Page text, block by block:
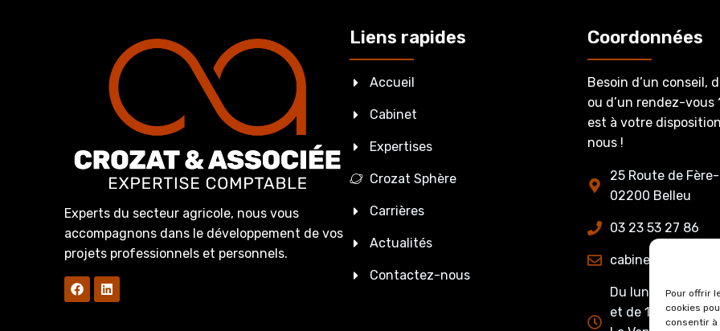
Pour offrir
cookies
consentir
Experts du secteur agricole, nous vous
accompagnons dans le développement de vos
projets professionnels et personnels.
Liens rapides
Accueil
Cabinet
Expertises
Crozat Sphère
Carrières
Actualités
Contactez-nous
Coordonnées
Besoin d’un conseil,
ou d’un rendez-vous
est à votre
nous !
25 Route de
02200 Belleu
03 23 53 27 86
Du lundi au jeudi
et de 13h15 à